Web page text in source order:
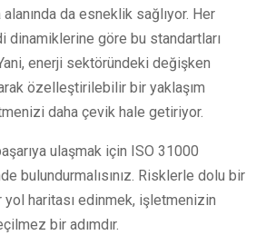
da esneklik sağlıyor. Her
dinamiklerine göre bu standartları
enerji sektöründeki değişken
özelleştirilebilir bir yaklaşım
daha çevik hale getiriyor.
ulaşmak için ISO 31000
bulundurmalısınız. Risklerle dolu bir
yol haritası edinmek, işletmenizin
bir adımdır.